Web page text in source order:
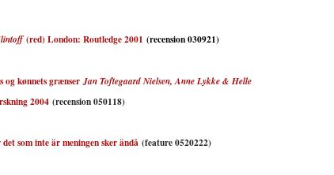
(red) London: Routledge 2001 (recension 030921)
og kønnets grænser Jan Toftegaard Nielsen, Anne Lykke & Helle
2004 (recension 050118)
som inte är meningen sker ändå (feature 0520222)